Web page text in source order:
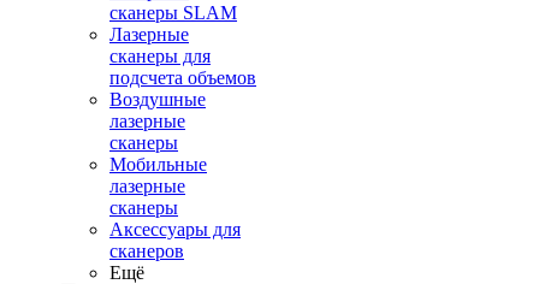
сканеры SLAM
Лазерные
сканеры для
подсчета объемов
Воздушные
лазерные
сканеры
Мобильные
лазерные
сканеры
Аксессуары для
сканеров
Ещё